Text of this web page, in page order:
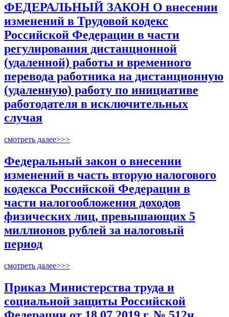
ФЕДЕРАЛЬНЫЙ ЗАКОН О внесении
изменений в Трудовой кодекс
Российской Федерации в части
регулирования дистанционной
(удаленной) работы и временного
перевода работника на дистанционную
(удаленную) работу по инициативе
работодателя в исключительных
случая
смотреть далее>>>
Федеральный закон о внесении
изменений в часть вторую налогового
кодекса Российской Федерации в
части налогообложения доходов
физических лиц, превышающих 5
миллионов рублей за налоговый
период
смотреть далее>>>
Приказ Министерства труда и
социальной защиты Российской